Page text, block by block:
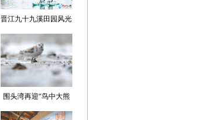
晋江九十九溪田园风光
光”首批认定名单
围头湾再迎“鸟中大熊